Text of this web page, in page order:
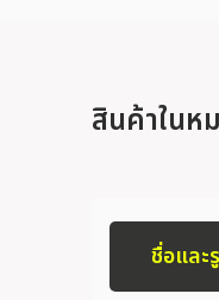
สินค้าในห
ชื่อและ